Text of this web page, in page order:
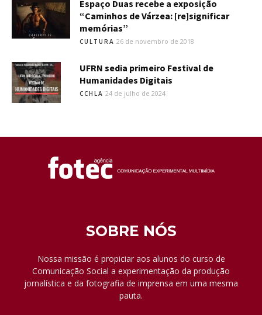
Espaço Duas recebe a exposição
“Caminhos de Várzea: [re]significar
memórias”
CULTURA 26 de novembro de 2018
UFRN sedia primeiro Festival de
Humanidades Digitais
CCHLA 24 de julho de 2024
SOBRE NÓS
Nossa missão é propiciar aos alunos do curso de
Comunicação Social a experimentação da produção
jornalística e da fotografia de imprensa em uma mesma
pauta.